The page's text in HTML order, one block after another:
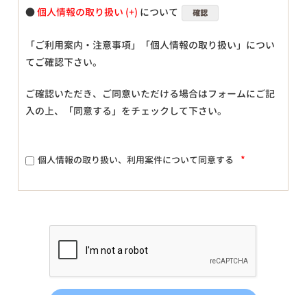
●個人情報の取り扱い について 確認
「ご利用案内・注意事項」「個人情報の取り扱い」につい
てご確認下さい。
ご確認いただき、ご同意いただける場合はフォームにご記
入の上、「同意する」をチェックして下さい。
個人情報の取り扱い、利用案件について同意する *